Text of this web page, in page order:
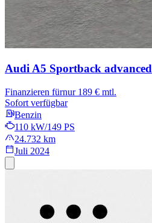
Audi A5 Sportback advanced
Finanzieren fürnur 189 € mtl.
Sofort verfügbar
Benzin
110 kW/149 PS
24.732 km
Juli 2024